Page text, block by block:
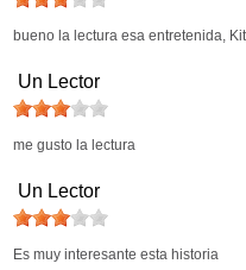
bueno la lectura esa entretenida,
Un Lector
me gusto la lectura
Un Lector
Es muy interesante esta historia